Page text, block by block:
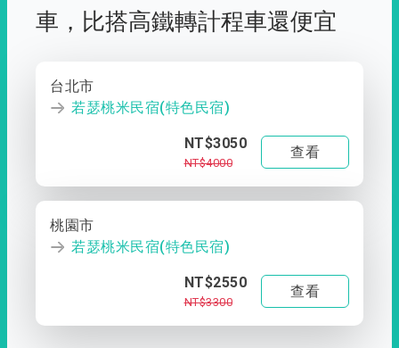
車， 比搭高鐵轉計程車還便宜
台北市
若瑟桃米民宿(特色民宿)
NT$3050
NT$4000
查看
桃園市
若瑟桃米民宿(特色民宿)
NT$2550
NT$3300
查看